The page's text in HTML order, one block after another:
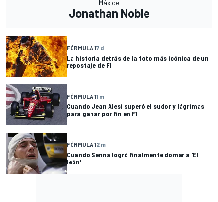
Más de
Jonathan Noble
FÓRMULA 17 d
La historia detrás de la foto más icónica de un
repostaje de F1
FÓRMULA 11 m
Cuando Jean Alesi superó el sudor y lágrimas
para ganar por fin en F1
FÓRMULA 12 m
Cuando Senna logró finalmente domar a 'El
león'